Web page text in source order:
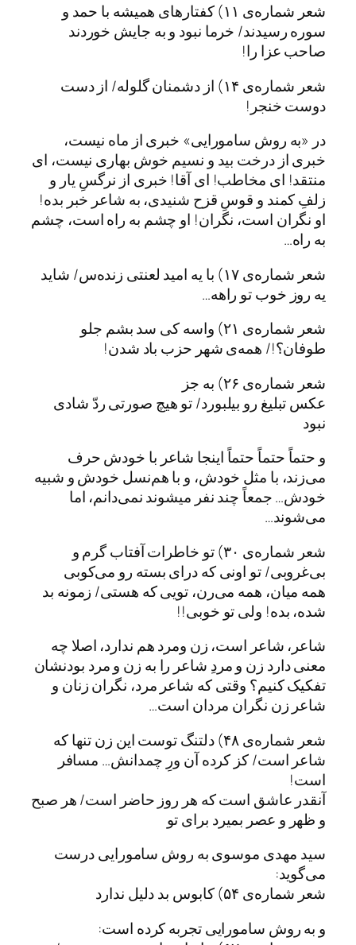
شعر شماره‌ی ۱۱) کفتارهای همیشه با حمد و
سوره رسیدند/ خرما نبود و به جایش خوردند
صاحب عزا را!
شعر شماره‌ی ۱۴) از دشمنان گلوله/ از دست
دوست خنجر!
در «به روش سامورایی» خبری از ماه نیست،
خبری از درخت بید و نسیم خوش بهاری نیست، ای
منتقد! ای مخاطب! ای آقا! خبری از نرگسِ یار و
زلفِ کمند و قوسِ قزح شنیدی، به شاعر خبر بده!
او نگران است، نگران! او چشم به راه است، چشم
به راه…
شعر شماره‌ی ۱۷) با یه امید لعنتی زنده‌س/ شاید
یه روز خوب تو راهه…
شعر شماره‌ی ۲۱) واسه کی سد بشم جلو
طوفان؟!/ همه‌ی شهر حزب باد شدن!
شعر شماره‌ی ۲۶) به جز
عکس تبلیغ رو بیلبورد/ تو هیچ صورتی ردّ شادی
نبود
و حتماً حتماً حتماً اینجا شاعر با خودش حرف
می‌زند، با مثل خودش، و با هم‌نسل خودش و شبیه
خودش… جمعاً چند نفر میشوند نمی‌دانم، اما
می‌شوند…
شعر شماره‌ی ۳۰) تو خاطرات آفتاب گرم و
بی‌غروبی/ تو اونی که درای بسته رو می‌کوبی
همه میان، همه می‌رن، تویی که هستی/ زمونه بد
شده، بده! ولی تو خوبی!!
شاعر، شاعر است، زن ومرد هم ندارد، اصلا چه
معنی دارد زن و مردِ شاعر را به زن و مرد بودنشان
تفکیک کنیم؟ وقتی که شاعر مرد، نگران زنان و
شاعر زن نگران مردان است…
شعر شماره‌ی ۴۸) دلتنگ توست این زن تنها که
شاعر است/ کز کرده آن ورِ چمدانش… مسافر
است!
آنقدر عاشق است که هر روز حاضر است/ هر صبح
و ظهر و عصر بمیرد برای تو
سید مهدی موسوی به روش سامورایی درست
می‌گوید:
شعر شماره‌ی ۵۴) کابوس بد دلیل ندارد
و به روش سامورایی تجربه کرده است: